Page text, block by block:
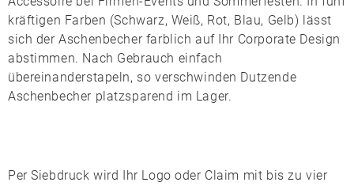
kräftigen Farben (Schwarz, Weiß, Rot, Blau, Gelb) lässt
sich der Aschenbecher farblich auf Ihr Corporate Design
abstimmen. Nach Gebrauch einfach
übereinanderstapeln, so verschwinden Dutzende
Aschenbecher platzsparend im Lager.
PerSiebdruck wird Ihr Logo oder Claim mit bis zu vier